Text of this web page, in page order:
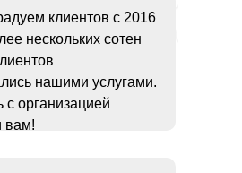
клиентов с 2016
нескольких сотен
нашими услугами.
организацией
вам!